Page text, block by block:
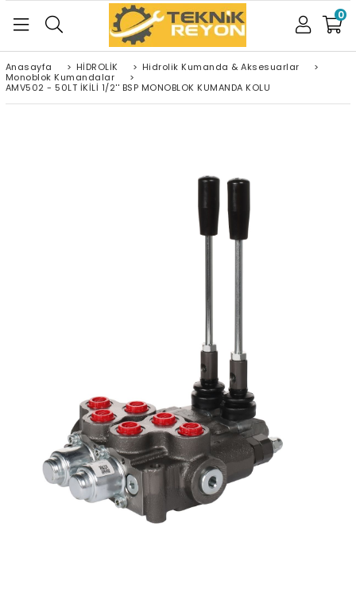
0
Anasayfa > HİDROLİK > Hidrolik Kumanda & Aksesuarlar
>
Monoblok Kumandalar
>
AMV502 - 50LT İKİLİ 1/2'' BSP MONOBLOK KUMANDA KOLU